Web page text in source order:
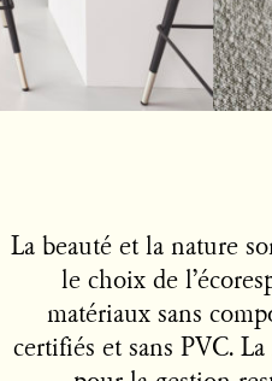
La beauté et la nature
le choix de
matériaux sans
certifiés et sans PVC.